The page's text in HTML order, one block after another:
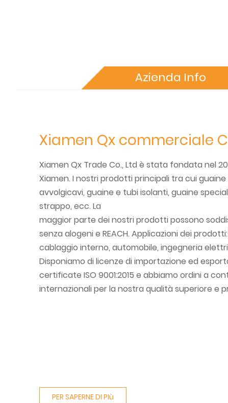
Azienda Info
Xiamen Qx commerciale
Xiamen Qx Trade Co., Ltd è stata fondata nel
Xiamen. I nostri prodotti principali tra cui
avvolgicavi, guaine e tubi isolanti, guaine
strappo, ecc. La
maggior parte dei nostri prodotti possono
senza alogeni e REACH. Applicazioni dei
cablaggio interno, automobile, ingegneria
Disponiamo di licenze di importazione ed
certificate ISO 9001:2015 e abbiamo ordini a
internazionali per la nostra qualità superiore e
PER SAPERNE DI PIù